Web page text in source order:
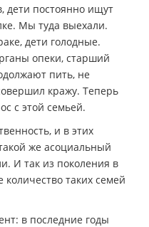
дети постоянно ищут
Мы туда выехали.
дети голодные.
опеки, старший
пить, не
кражу. Теперь
с этой семьей.
и в этих
же асоциальный
И так из поколения в
количество таких семей
в последние годы